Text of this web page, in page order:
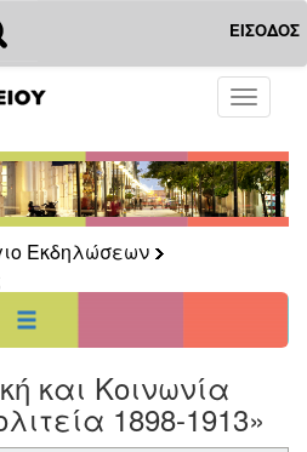
ΕΙΣΟΔΟΣ
Toggle
Εκδηλώσεων
1
15
22
29
και Κοινωνία
1898-1913»